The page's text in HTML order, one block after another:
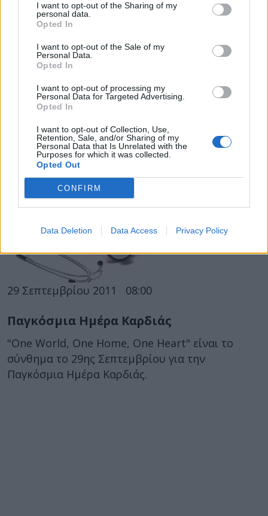
I want to opt-out of the Sharing of my
personal data.
Opted In
I want to opt-out of the Sale of my
Personal Data.
Opted In
I want to opt-out of processing my
Personal Data for Targeted Advertising.
Opted In
I want to opt-out of Collection, Use,
Retention, Sale, and/or Sharing of my
Personal Data that Is Unrelated with the
Purposes for which it was collected.
Opted Out
CONFIRM
Data Deletion Data Access Privacy Policy
17 Νοεμβρίου 2015 17:42
Μετρητής αναλογίας μέσης-γοφών
Η αναλογία μέσης – γοφών είναι ένας
σημαντικός δείκτης για την υγεία μας, καθώς
έχει συσχετιστεί άμεσα με τον...
29 Σεπτεμβρίου 2011 08:00
Παγκόσμια Ημέρα Καρδιάς
"One World, One Home, One Heart" είναι το
σύνθημα το 29ης Σεπτεμβρίου για την
Παγκόσμια Ημέρα Καρδιάς.